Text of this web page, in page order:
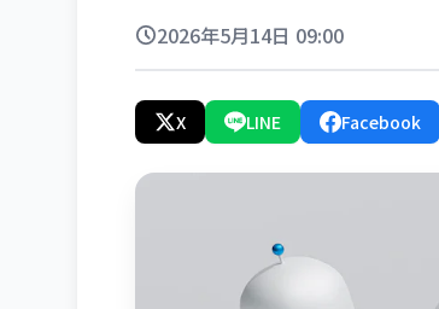
2026年5月14日 09:00
X LINE Facebook